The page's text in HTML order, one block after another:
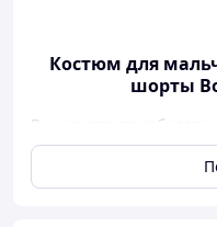
Костюм для
шорты
Вы можете приобрести
майка и шорты Волк на
костюм на парня с
"Гарний одяг" по